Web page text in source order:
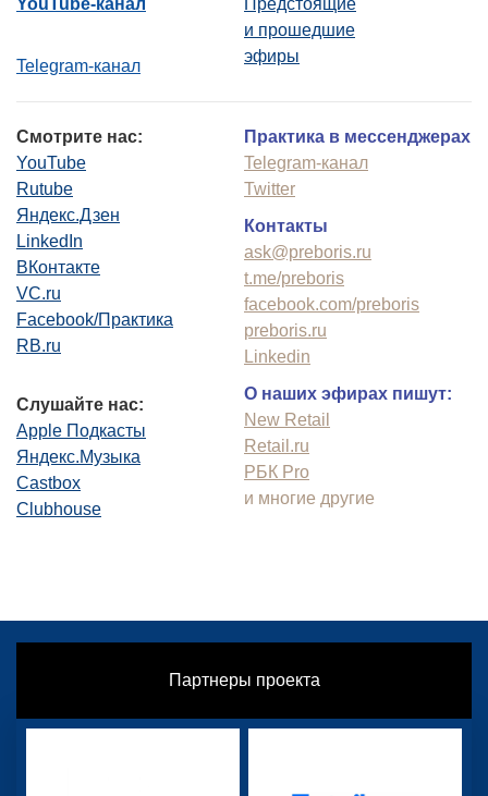
Telegram-канал
и прошедшие
эфиры
Смотрите нас:
YouTube
Rutube
Яндекс.Дзен
LinkedIn
ВКонтакте
VC.ru
Facebook/Практика
RB.ru
Слушайте нас:
Apple Подкасты
Яндекс.Музыка
Castbox
Clubhouse
Практика в мессенджерах
Telegram-канал
Twitter
Контакты
ask@preboris.ru
t.me/preboris
facebook.com/preboris
preboris.ru
Linkedin
О наших эфирах пишут:
New Retail
Retail.ru
РБК Pro
и многие другие
Партнеры проекта